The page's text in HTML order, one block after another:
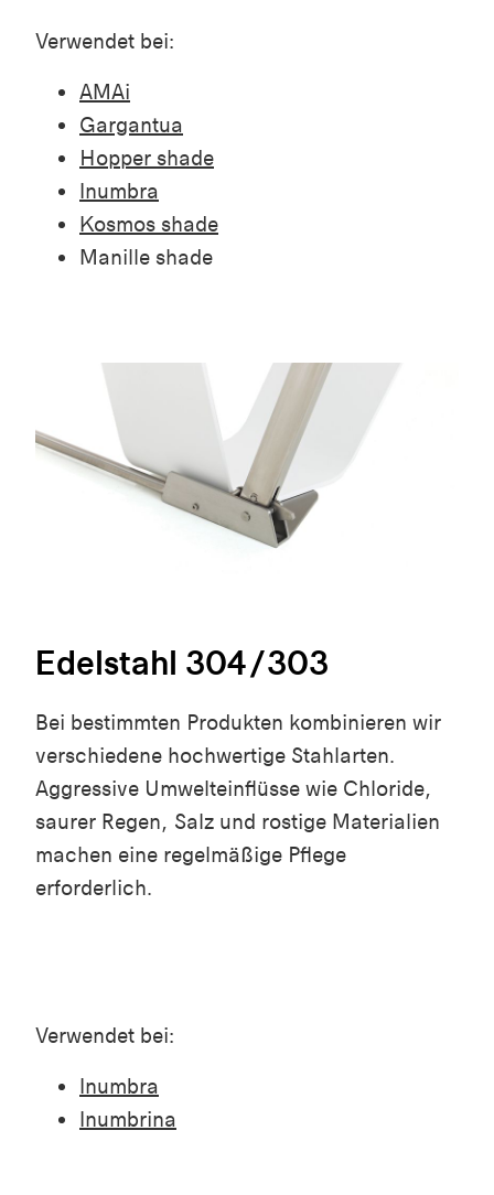
Verwendet bei:
AMAi
Gargantua
Hopper shade
Inumbra
Kosmos shade
Manille shade
Edelstahl 304/303
Bei bestimmten Produkten kombinieren wir
verschiedene hochwertige Stahlarten.
Aggressive Umwelteinflüsse wie Chloride,
saurer Regen, Salz und rostige Materialien
machen eine regelmäßige Pflege
erforderlich.
Verwendet bei:
Inumbra
Inumbrina